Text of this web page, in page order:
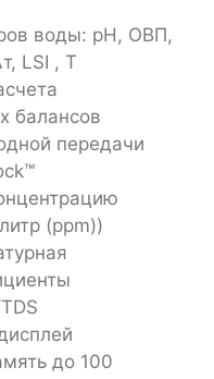
воды: pH, ОВП,
LSI , T
балансов
передачи
(ppm))
до 100